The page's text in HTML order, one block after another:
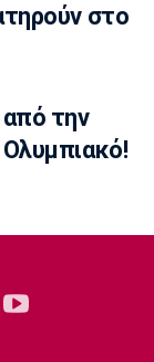
ΙΧ - Δύο
στο
την